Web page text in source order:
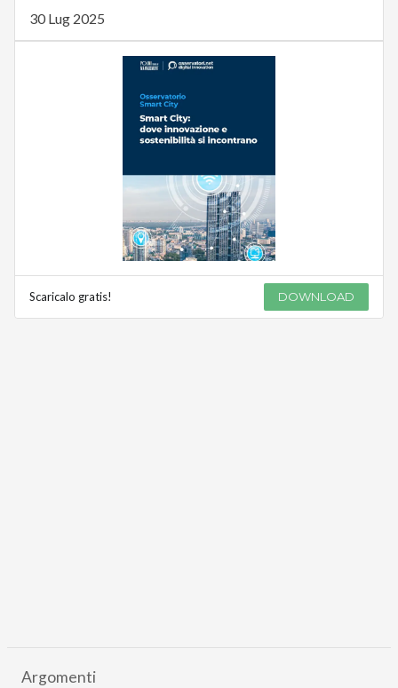
30 Lug 2025
Scaricalo gratis! DOWNLOAD
Argomenti